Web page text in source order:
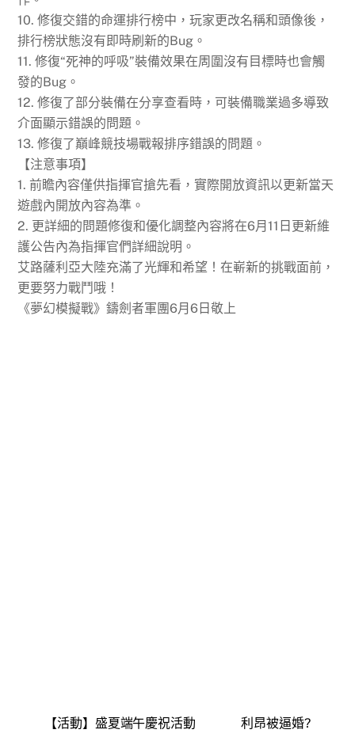
10. 修復交錯的命運排行榜中，玩家更改名稱和頭像後，
排行榜狀態沒有即時刷新的Bug。
11. 修復“死神的呼吸”裝備效果在周圍沒有目標時也會觸
發的Bug。
12. 修復了部分裝備在分享查看時，可裝備職業過多導致
介面顯示錯誤的問題。
13. 修復了巔峰競技場戰報排序錯誤的問題。
【注意事項】
1. 前瞻內容僅供指揮官搶先看，實際開放資訊以更新當天
遊戲內開放內容為準。
2. 更詳細的問題修復和優化調整內容將在6月11日更新維
護公告內為指揮官們詳細說明。
艾路薩利亞大陸充滿了光輝和希望！在嶄新的挑戰面前，
更要努力戰鬥哦！
《夢幻模擬戰》鑄劍者軍團6月6日敬上
【活動】盛夏端午慶祝活動 利昂被逼婚?